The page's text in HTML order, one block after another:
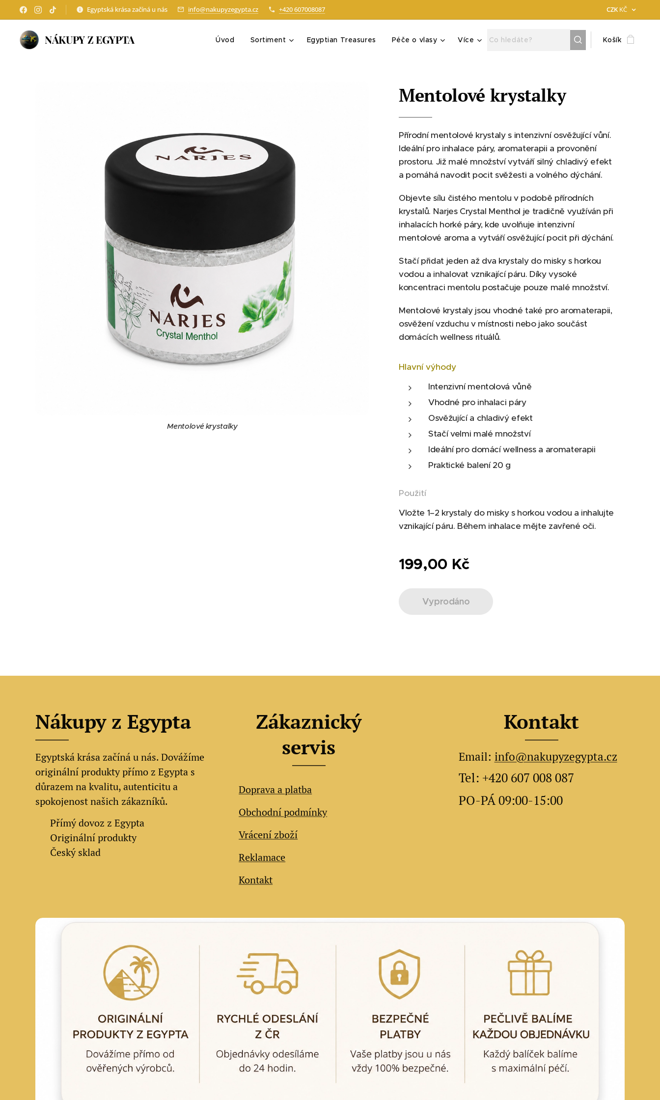
Egyptská krása začíná u nás info@nakupyzegypta.cz +420 607008087 CZK KČ
NÁKUPY Z EGYPTA Úvod Sortiment Egyptian Treasures Péče o vlasy Více Košík
Mentolové krystalky
Mentolové krystalky
Přírodní mentolové krystaly s intenzivní osvěžující vůní.
Ideální pro inhalace páry, aromaterapii a provonění
prostoru. Již malé množství vytváří silný chladivý efekt
a pomáhá navodit pocit svěžesti a volného dýchání.
Objevte sílu čistého mentolu v podobě přírodních
krystalů. Narjes Crystal Menthol je tradičně využíván při
inhalacích horké páry, kde uvolňuje intenzivní
mentolové aroma a vytváří osvěžující pocit při dýchání.
Stačí přidat jeden až dva krystaly do misky s horkou
vodou a inhalovat vznikající páru. Díky vysoké
koncentraci mentolu postačuje pouze malé množství.
Mentolové krystaly jsou vhodné také pro aromaterapii,
osvěžení vzduchu v místnosti nebo jako součást
domácích wellness rituálů.
Hlavní výhody
Intenzivní mentolová vůně
Vhodné pro inhalaci páry
Osvěžující a chladivý efekt
Stačí velmi malé množství
Ideální pro domácí wellness a aromaterapii
Praktické balení 20 g
Použití
Vložte 1–2 krystaly do misky s horkou vodou a inhalujte
vznikající páru. Během inhalace mějte zavřené oči.
199,00 Kč
Vyprodáno
Nákupy z Egypta
Egyptská krása začíná u nás. Dovážíme
originální produkty přímo z Egypta s
důrazem na kvalitu, autenticitu a
spokojenost našich zákazníků.
Přímý dovoz z Egypta
Originální produkty
✔ Český sklad
Zákaznický
servis
Doprava a platba
Obchodní podmínky
Vrácení zboží
Reklamace
Kontakt
Kontakt
Email: info@nakupyzegypta.cz
Tel: +420 607 008 087
PO-PÁ 09:00-15:00